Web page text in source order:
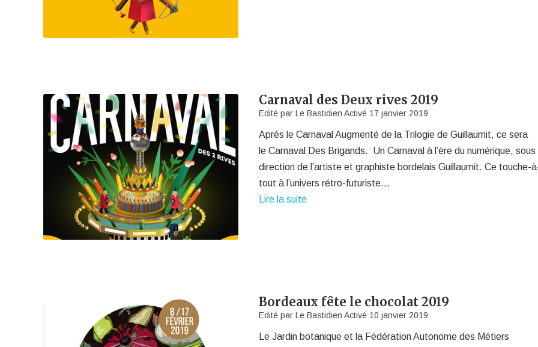
Carnaval des Deux rives 2019
Edité parLe Bastidien Activé 17 janvier 2019
Après le Carnaval Augmenté de la Trilogie de Guillaumit, ce sera
le Carnaval Des Brigands. Un Carnaval à l’ère du numérique, sous
direction de l’artiste et graphiste bordelais Guillaumit. Ce touche-
tout à l’univers rétro-futuriste…
Lire la suite
Bordeaux fête le chocolat 2019
Edité parLe Bastidien Activé 10 janvier 2019
Le Jardin botanique et la Fédération Autonome des Métiers